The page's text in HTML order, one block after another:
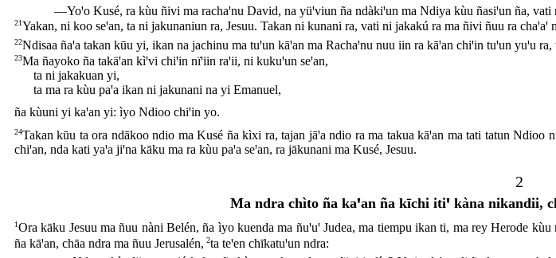
―Yoꞌo Kusé, ra kùu ñivi ma rachaꞌnu David, na yüꞌviun ña ndàkiꞌun ma Ndiya kùu ñasiꞌun ña, vati
21Yakan, ni koo seꞌan, ta ni jakunaniun ra, Jesuu. Takan ni kunani ra, vati ni jakakú ra ma ñivi ñuu ra
22Ndisaa ñaꞌa takan kūu yi, ikan na jachinu ma tuꞌun kāꞌan ma Rachaꞌnu nuu iin ra kāꞌan chiꞌin tuꞌun yuꞌu ra,
23Ma ñayoko ña takäꞌan kìꞌvi chiꞌin nïꞌiin raꞌii, ni kukuꞌun seꞌan,
ta ni jakakuan yi,
ta ma ra kùu paꞌa ikan ni jakunani na yi Emanuel,
ña kùuni yi kaꞌan yi: ìyo Ndioo chiꞌin yo.
24Takan kūu ta ora ndākoo ndio ma Kusé ña kìxi ra, tajan jāꞌa ndio ra ma takua kāꞌan ma tati tatun Ndioo
chiꞌan, nda kati yaꞌa jiꞌna kāku ma ra kùu paꞌa seꞌan, ra jākunani ma Kusé, Jesuu.
2
Ma ndra chìto ña kaꞌan ña kīchi itiꞌ kàna nikandii,
1Ora kāku Jesuu ma ñuu nàni Belén, ña ìyo kuenda ma ñuꞌuꞌ Judea, ma tiempu ikan ti, ma rey Herode
ña kāꞌan, chāa ndra ma ñuu Jerusalén, 2ta teꞌen chīkatuꞌun ndra: